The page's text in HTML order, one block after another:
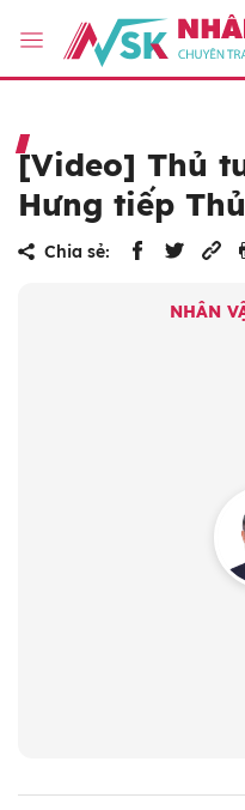
[Video] Thủ
Hưng tiếp
Chia sẻ:
NHÂN